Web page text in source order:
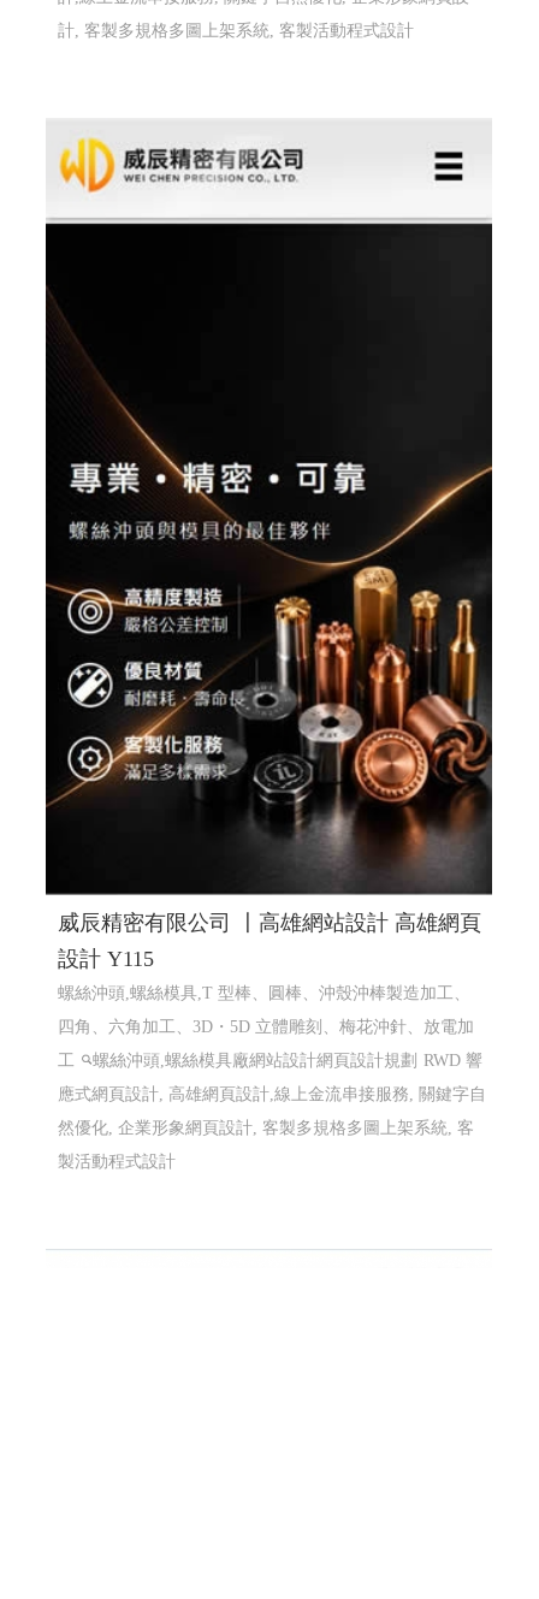
計, 客製多規格多圖上架系統, 客製活動程式設計
威辰精密有限公司 〡高雄網站設計 高雄網頁
設計 Y115
螺絲沖頭,螺絲模具,T 型棒、圓棒、沖殼沖棒製造加工、
四角、六角加工、3D・5D 立體雕刻、梅花沖針、放電加
工
螺絲沖頭,螺絲模具廠網站設計網頁設計規劃 RWD 響
應式網頁設計, 高雄網頁設計,線上金流串接服務, 關鍵字自
然優化, 企業形象網頁設計, 客製多規格多圖上架系統, 客
製活動程式設計